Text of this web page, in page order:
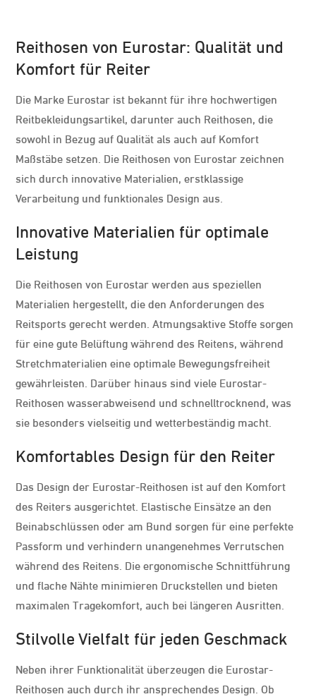
Reithosen von Eurostar: Qualität und
Komfort für Reiter
Die Marke Eurostar ist bekannt für ihre hochwertigen
Reitbekleidungsartikel, darunter auch Reithosen, die
sowohl in Bezug auf Qualität als auch auf Komfort
Maßstäbe setzen. Die Reithosen von Eurostar zeichnen
sich durch innovative Materialien, erstklassige
Verarbeitung und funktionales Design aus.
Innovative Materialien für optimale
Leistung
Die Reithosen von Eurostar werden aus speziellen
Materialien hergestellt, die den Anforderungen des
Reitsports gerecht werden. Atmungsaktive Stoffe sorgen
für eine gute Belüftung während des Reitens, während
Stretchmaterialien eine optimale Bewegungsfreiheit
gewährleisten. Darüber hinaus sind viele Eurostar-
Reithosen wasserabweisend und schnelltrocknend, was
sie besonders vielseitig und wetterbeständig macht.
Komfortables Design für den Reiter
Das Design der Eurostar-Reithosen ist auf den Komfort
des Reiters ausgerichtet. Elastische Einsätze an den
Beinabschlüssen oder am Bund sorgen für eine perfekte
Passform und verhindern unangenehmes Verrutschen
während des Reitens. Die ergonomische Schnittführung
und flache Nähte minimieren Druckstellen und bieten
maximalen Tragekomfort, auch bei längeren Ausritten.
Stilvolle Vielfalt für jeden Geschmack
Neben ihrer Funktionalität überzeugen die Eurostar-
Reithosen auch durch ihr ansprechendes Design. Ob